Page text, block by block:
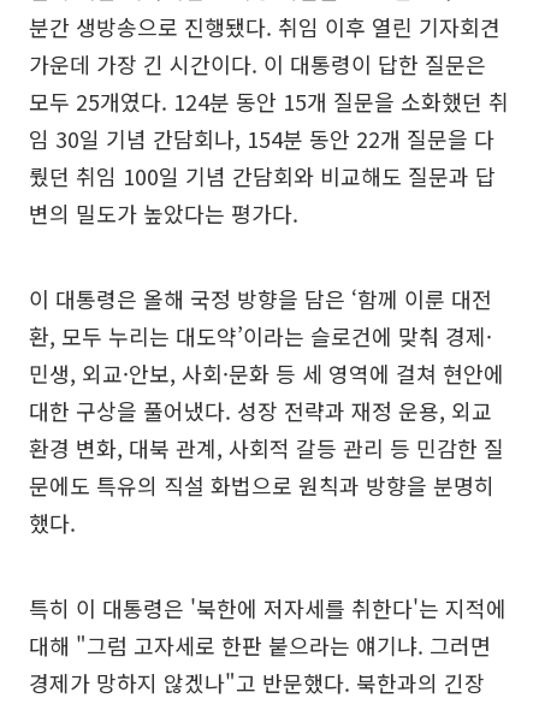
분간 생방송으로 진행됐다. 취임 이후 열린 기자회견
가운데 가장 긴 시간이다. 이 대통령이 답한 질문은
모두 25개였다. 124분 동안 15개 질문을 소화했던 취
임 30일 기념 간담회나, 154분 동안 22개 질문을 다
뤘던 취임 100일 기념 간담회와 비교해도 질문과 답
변의 밀도가 높았다는 평가다.
이 대통령은 올해 국정 방향을 담은 ‘함께 이룬 대전
환, 모두 누리는 대도약’이라는 슬로건에 맞춰 경제·
민생, 외교·안보, 사회·문화 등 세 영역에 걸쳐 현안에
대한 구상을 풀어냈다. 성장 전략과 재정 운용, 외교
환경 변화, 대북 관계, 사회적 갈등 관리 등 민감한 질
문에도 특유의 직설 화법으로 원칙과 방향을 분명히
했다.
특히 이 대통령은 '북한에 저자세를 취한다'는 지적에
대해 "그럼 고자세로 한판 붙으라는 얘기냐. 그러면
경제가 망하지 않겠나"고 반문했다. 북한과의 긴장